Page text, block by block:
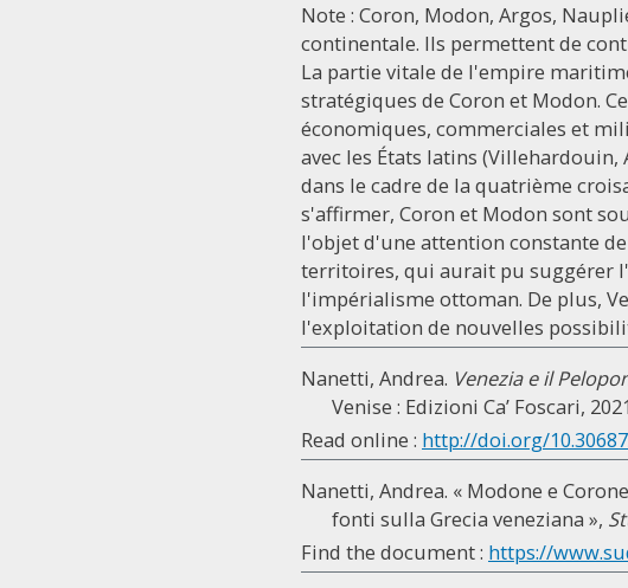
Note : Coron, Modon, Argos,
continentale. Ils permettent de
La partie vitale de l'empire
stratégiques de Coron et Modon.
économiques, commerciales et
avec les États latins
dans le cadre de la quatrième
s'affirmer, Coron et Modon sont
l'objet d'une attention constante
territoires, qui aurait pu suggérer
l'impérialisme ottoman. De plus,
l'exploitation de nouvelles
Nanetti, Andrea. Venezia e il
Venise : Edizioni Ca’ Foscari,
Read online : http://doi.org/
Nanetti, Andrea. « Modone e
fonti sulla Grecia veneziana »,
Find the document : https://